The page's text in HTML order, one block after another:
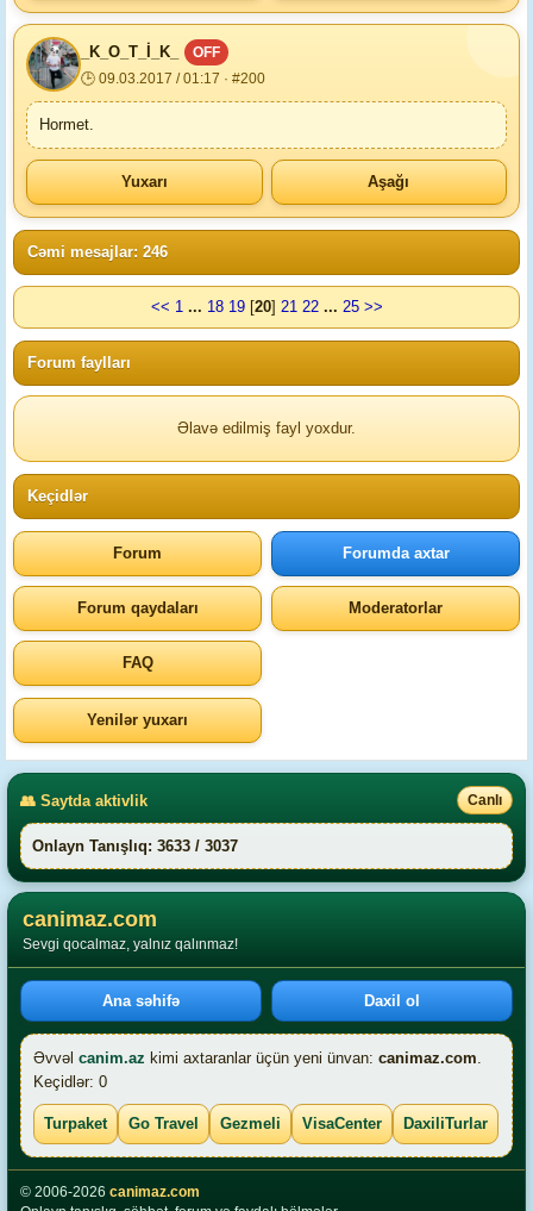
_K_O_T_İ_K_
OFF
🕒 09.03.2017 / 01:17 · #200
Hormet.
Yuxarı Aşağı
Cəmi mesajlar: 246
<< 1 ... 18 19[20] 21 22 ... 25 >>
Forum faylları
Əlavə edilmiş fayl yoxdur.
Keçidlər
Forum Forumda axtar
Forum qaydaları Moderatorlar
FAQ
Yenilər yuxarı
👥 Saytda aktivlik Canlı
Onlayn Tanışlıq: 3633 / 3037
canimaz.com
Sevgi qocalmaz, yalnız qalınmaz!
Ana səhifə Daxil ol
Əvvəl canim.az kimi axtaranlar üçün yeni ünvan: canimaz.com.
Keçidlər: 0
Turpaket Go Travel Gezmeli VisaCenter DaxiliTurlar
© 2006-2026 canimaz.com